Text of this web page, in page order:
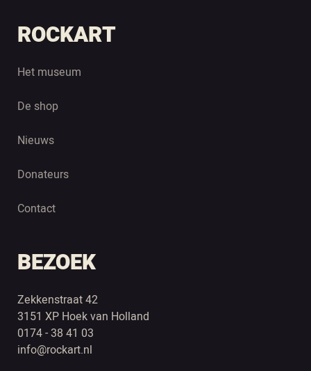
ROCKART
Het museum
De shop
Nieuws
Donateurs
Contact
BEZOEK
Zekkenstraat 42
3151 XP Hoek van Holland
0174 - 38 41 03
info@rockart.nl